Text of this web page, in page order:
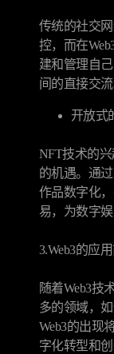
传统的社交
控，而在
建和管理自
间的直接交流
开放式
NFT技术的
的机遇。通
作品数字化
易，为数字
3.Web3的应
随着Web3技
多的领域，
Web3的出现
字化转型和创